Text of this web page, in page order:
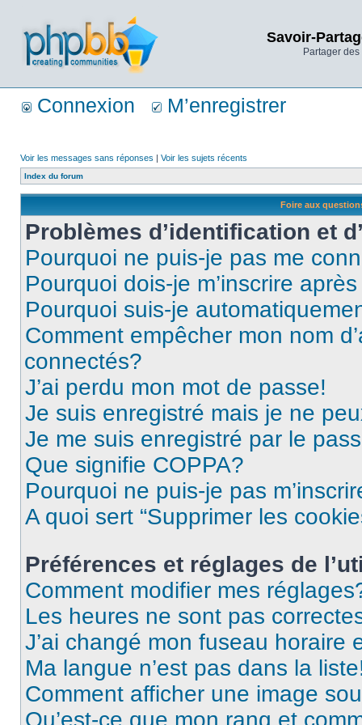
Savoir-
Partager
Connexion M’enregistrer
Voir les messages sans réponses | Voir les sujets récents
Index du forum
Foire aux
Problèmes d’identification et
Pourquoi ne puis-je pas me
Pourquoi dois-je m’inscrire
Pourquoi suis-je
Comment empêcher mon nom
connectés?
J’ai perdu mon mot de passe!
Je suis enregistré mais je ne
Je me suis enregistré par le
Que signifie COPPA?
Pourquoi ne puis-je pas
A quoi sert “Supprimer les
Préférences et réglages de
Comment modifier mes
Les heures ne sont pas
J’ai changé mon fuseau horaire
Ma langue n’est pas dans la
Comment afficher une image
Qu’est-ce que mon rang et